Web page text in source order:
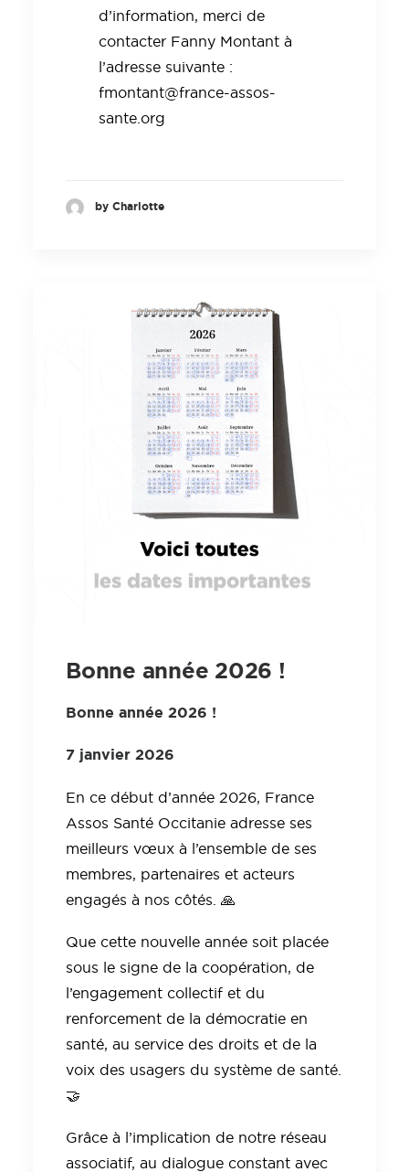
d’information, merci de
contacter Fanny Montant à
l’adresse suivante :
fmontant@france-assos-
sante.org
by Charlotte
Bonne année 2026 !
Bonne année 2026 !
7 janvier 2026
En ce début d’année 2026, France
Assos Santé Occitanie adresse ses
meilleurs vœux à l’ensemble de ses
membres, partenaires et acteurs
engagés à nos côtés. 🙏
Que cette nouvelle année soit placée
sous le signe de la coopération, de
l’engagement collectif et du
renforcement de la démocratie en
santé, au service des droits et de la
voix des usagers du système de santé.
🤝
Grâce à l’implication de notre réseau
associatif, au dialogue constant avec